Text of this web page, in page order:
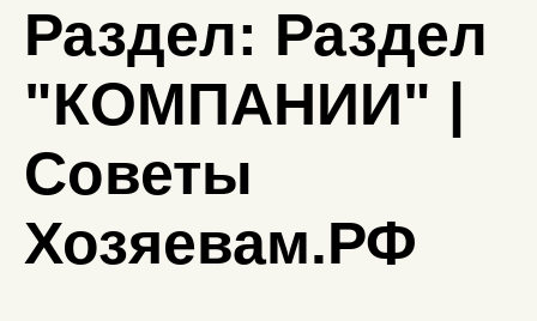
Раздел: Раздел
"КОМПАНИИ" |
Советы
Хозяевам.РФ